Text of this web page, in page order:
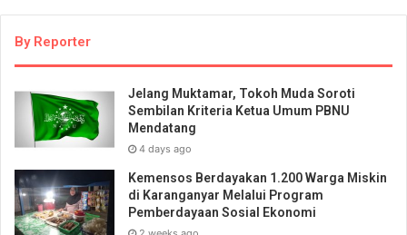
By Reporter
Jelang Muktamar, Tokoh Muda Soroti
Sembilan Kriteria Ketua Umum PBNU
Mendatang
4 days ago
Kemensos Berdayakan 1.200 Warga Miskin
di Karanganyar Melalui Program
Pemberdayaan Sosial Ekonomi